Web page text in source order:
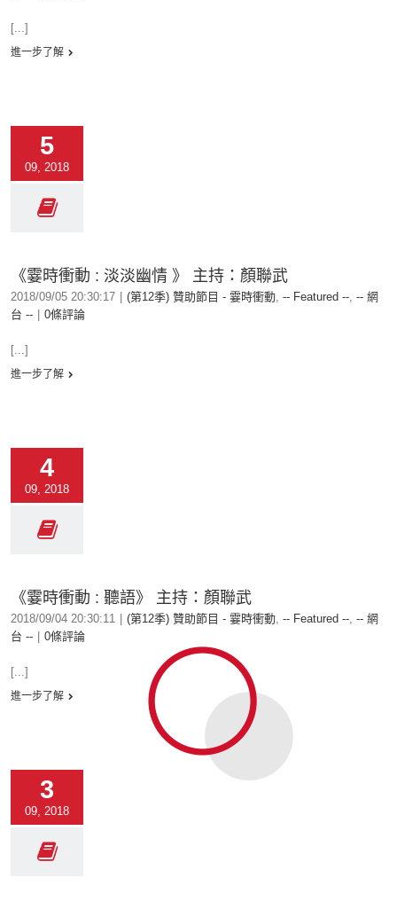
[...]
進一步了解
5
09, 2018
《霎時衝動 : 淡淡幽情 》 主持：顏聯武
2018/09/05 20:30:17 (第12季) 贊助節目 - 霎時衝動, -- Featured --, -- 網
台 --
0條評論
[...]
進一步了解
4
09, 2018
《霎時衝動 : 聽語》 主持：顏聯武
2018/09/04 20:30:11 (第12季) 贊助節目 - 霎時衝動, -- Featured --, -- 網
台 --
0條評論
[...]
進一步了解
3
09, 2018